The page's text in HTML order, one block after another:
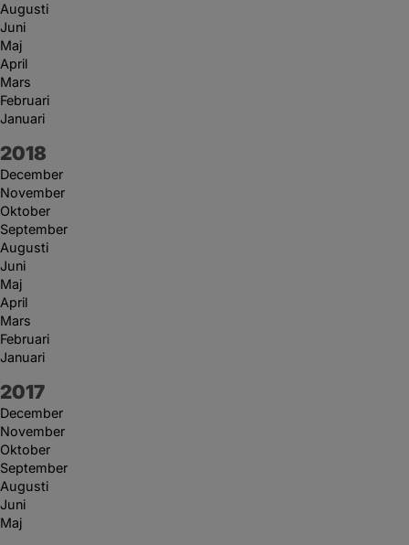
Augusti
Juni
Maj
April
Mars
Februari
Januari
År:
2018
December
November
Oktober
September
Augusti
Juni
Maj
April
Mars
Februari
Januari
År:
2017
December
November
Oktober
September
Augusti
Juni
Maj